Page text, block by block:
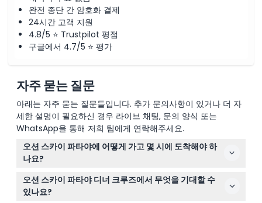
완전 종단 간 암호화 결제
24시간 고객 지원
4.8/5 ⭐ Trustpilot 평점
구글에서 4.7/5 ⭐ 평가
자주 묻는 질문
아래는 자주 묻는 질문들입니다. 추가 문의사항이 있거나 더 자
세한 설명이 필요하신 경우 라이브 채팅, 문의 양식 또는
WhatsApp을 통해 저희 팀에게 연락해주세요.
오션 스카이 파타야에 어떻게 가고 몇 시에 도착해야 하
나요?
남파타야 로드에 위치한 발리하이 부두(스피드 보트 부두
2)에서 크루즈에 탑승합니다. 원활한 탑승을 위해 출발 예
정 시간 최소 10분 전에 도착하는 것이 좋습니다.
오션 스카이 파타야 디너 크루즈에서 무엇을 기대할 수
있나요?